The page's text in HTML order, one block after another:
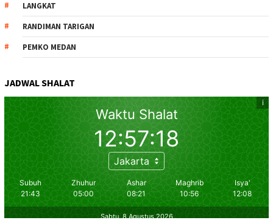
LANGKAT
RANDIMAN TARIGAN
PEMKO MEDAN
JADWAL SHALAT